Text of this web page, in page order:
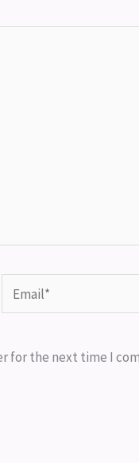
Email*
for the next time I